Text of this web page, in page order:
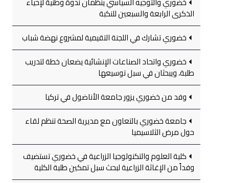
الذكرى الرابعة والسبعين للنكبة
خضوري تشارك في اللجنة التقيمية لمشروع نهضة شباب
خضوري واتحاد الصناعات الإنشائية يضعان خطة لتدريب
طلبة، ويبحثان في سبل توسيعها
وفد من خضوري يزور جامعة الأناضول في تركيا
جامعة خضوري بالتعاون مع مديرية الصحة تنظم لقاء
حول مرض الثلاسيميا
كلية العلوم والتكنولوجيا الزراعية في خضوري تستضيف
وفداً من الإغاثة الزراعية لبحث سبل تمكين طلبة الكلية